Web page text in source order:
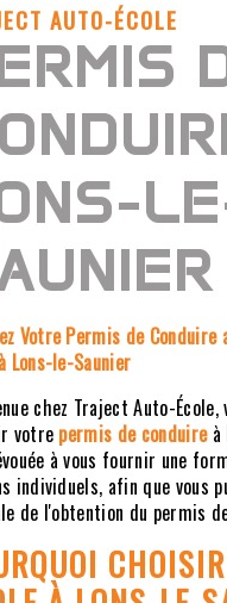
AUTO-ÉCOLE
Votre Permis de
Lons-le-Saunier
chez Traject Auto-
votre permis de conduireà
à vous fournir une
individuels, afin que vous
de l'obtention du permis